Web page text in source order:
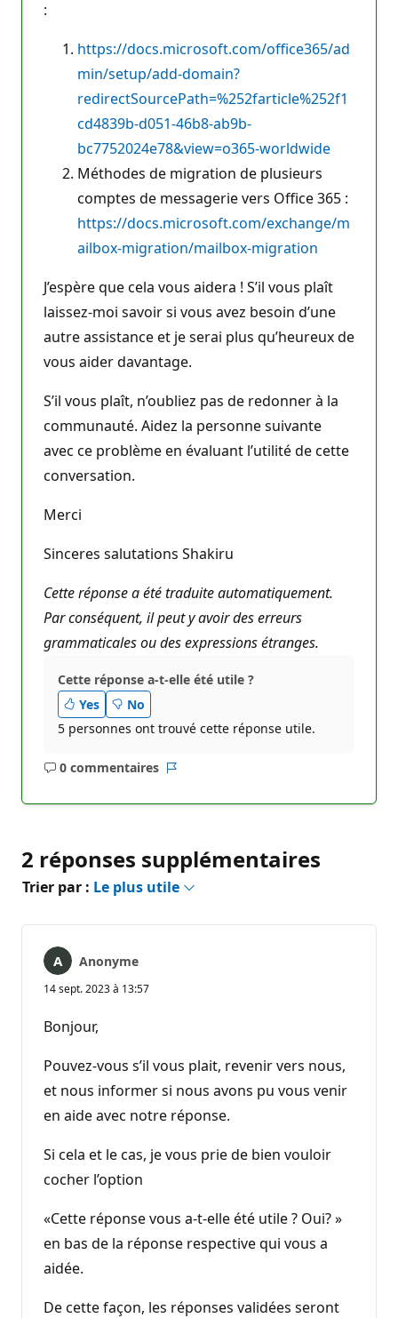
:
https://docs.microsoft.com/office365/ad
min/setup/add-domain?
redirectSourcePath=%252farticle%252f1
cd4839b-d051-46b8-ab9b-
bc7752024e78&view=o365-worldwide
Méthodes de migration de plusieurs
comptes de messagerie vers Office 365 :
https://docs.microsoft.com/exchange/m
ailbox-migration/mailbox-migration
J’espère que cela vous aidera ! S’il vous plaît
laissez-moi savoir si vous avez besoin d’une
autre assistance et je serai plus qu’heureux de
vous aider davantage.
S’il vous plaît, n’oubliez pas de redonner à la
communauté. Aidez la personne suivante
avec ce problème en évaluant l’utilité de cette
conversation.
Merci
Sinceres salutations Shakiru
Cette réponse a été traduite automatiquement.
Par conséquent, il peut y avoir des erreurs
grammaticales ou des expressions étranges.
Cette réponse a-t-elle été utile ?
Yes
No
5 personnes ont trouvé cette réponse utile.
0 commentaires
Aucun
2 réponses supplémentaires
Trier par : Le plus utile
Anonyme
14 sept. 2023 à 13:57
Bonjour,
Pouvez-vous s’il vous plait, revenir vers nous,
et nous informer si nous avons pu vous venir
en aide avec notre réponse.
Si cela et le cas, je vous prie de bien vouloir
cocher l’option
«Cette réponse vous a-t-elle été utile ? Oui? »
en bas de la réponse respective qui vous a
aidée.
De cette façon, les réponses validées seront